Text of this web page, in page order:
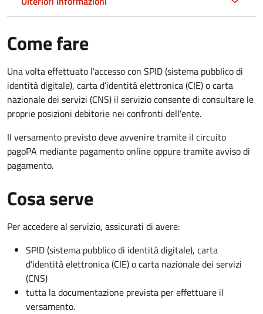
Come fare
Una volta effettuato l'accesso con SPID (sistema pubblico di
identità digitale), carta d’identità elettronica (CIE) o carta
nazionale dei servizi (CNS) il servizio consente di consultare le
proprie posizioni debitorie nei confronti dell'ente.
Il versamento previsto deve avvenire tramite il circuito
pagoPA mediante pagamento online oppure tramite avviso di
pagamento.
Cosa serve
Per accedere al servizio, assicurati di avere:
SPID (sistema pubblico di identità digitale), carta
d’identità elettronica (CIE) o carta nazionale dei servizi
(CNS)
tutta la documentazione prevista per effettuare il
versamento.